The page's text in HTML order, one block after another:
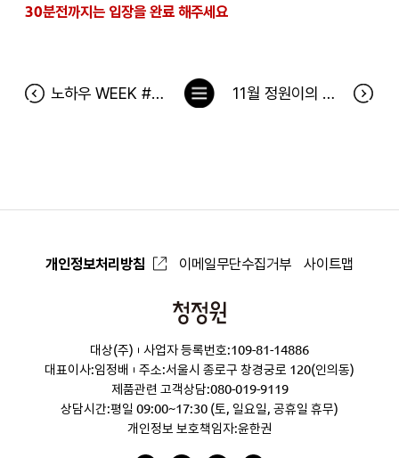
30분전까지는 입장을 완료 해주세요
노하우 WEEK #3 푸드에 여행을 더하다 당첨자 11월 정원이의 푸드박스 당첨자
목
개인정보처리방침 이메일무단수집거부 사이트맵
청
원
대상(주)
사업자 등록번호:109-81-14886
대표이사:임정배
주소:서울시 종로구 창경궁로 120(인의동)
제품관련 고객상담:080-019-9119
상담시간:평일 09:00~17:30 (토, 일요일, 공휴일 휴무)
개인정보 보호책임자:윤한권